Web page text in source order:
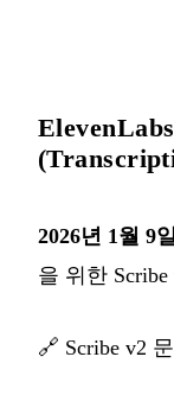
2026년 1월 9일
을 위한
🔗 Scribe v2